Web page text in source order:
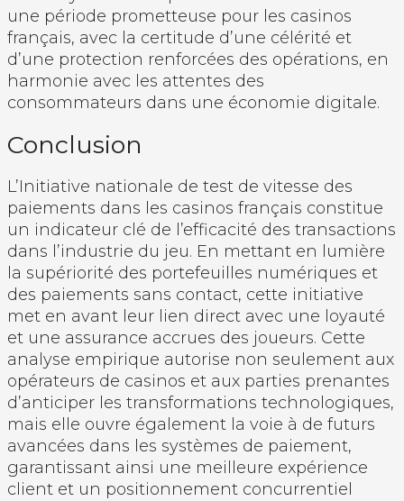
une période prometteuse pour les casinos
français, avec la certitude d’une célérité et
d’une protection renforcées des opérations, en
harmonie avec les attentes des
consommateurs dans une économie digitale.
Conclusion
L’Initiative nationale de test de vitesse des
paiements dans les casinos français constitue
un indicateur clé de l’efficacité des transactions
dans l’industrie du jeu. En mettant en lumière
la supériorité des portefeuilles numériques et
des paiements sans contact, cette initiative
met en avant leur lien direct avec une loyauté
et une assurance accrues des joueurs. Cette
analyse empirique autorise non seulement aux
opérateurs de casinos et aux parties prenantes
d’anticiper les transformations technologiques,
mais elle ouvre également la voie à de futurs
avancées dans les systèmes de paiement,
garantissant ainsi une meilleure expérience
client et un positionnement concurrentiel